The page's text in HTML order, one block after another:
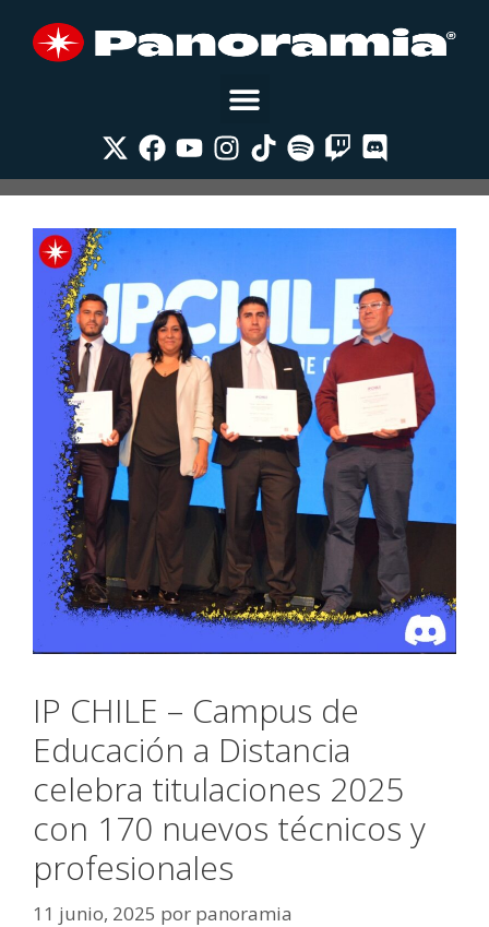
IP CHILE – Campus de
Educación a Distancia
celebra titulaciones 2025
con 170 nuevos técnicos y
profesionales
11 junio, 2025 por panoramia